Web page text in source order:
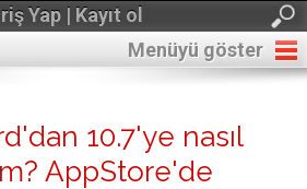
Yap | Kayıt ol
Menüyü göster
10.7'ye nasıl
AppStore'de